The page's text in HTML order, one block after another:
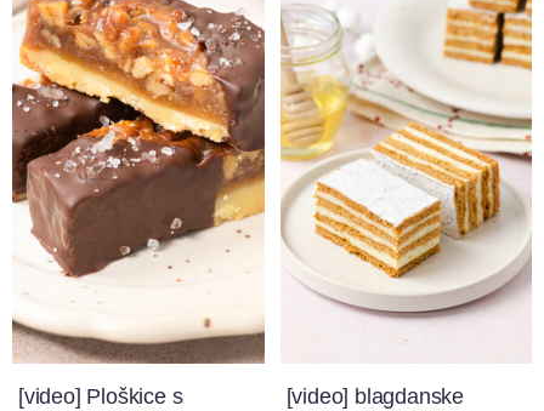
[video] Ploškice s
[video] blagdanske